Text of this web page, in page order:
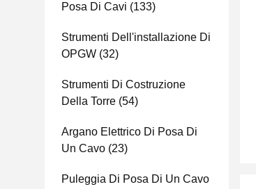
Posa Di Cavi (133)
Strumenti Dell'installazione Di
OPGW (32)
Strumenti Di Costruzione
Della Torre (54)
Argano Elettrico Di Posa Di
Un Cavo (23)
Puleggia Di Posa Di Un Cavo